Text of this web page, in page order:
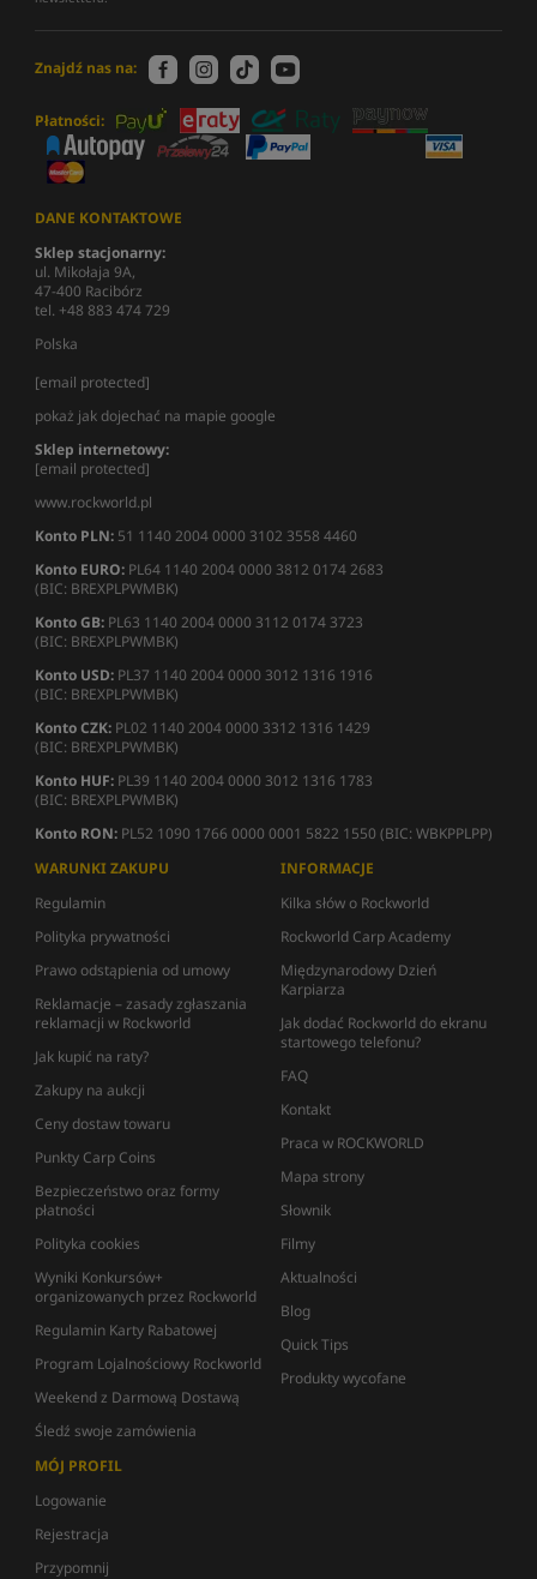
Znajdź nas na:
Płatności:
DANE KONTAKTOWE
Sklep stacjonarny:
ul. Mikołaja 9A,
47-400 Racibórz
tel. +48 883 474 729
Polska
[email protected]
pokaż jak dojechać na mapie google
Sklep internetowy:
[email protected]
www.rockworld.pl
Konto PLN: 51 1140 2004 0000 3102 3558 4460
Konto EURO: PL64 1140 2004 0000 3812 0174 2683
(BIC: BREXPLPWMBK)
Konto GB: PL63 1140 2004 0000 3112 0174 3723
(BIC: BREXPLPWMBK)
Konto USD: PL37 1140 2004 0000 3012 1316 1916
(BIC: BREXPLPWMBK)
Konto CZK: PL02 1140 2004 0000 3312 1316 1429
(BIC: BREXPLPWMBK)
Konto HUF: PL39 1140 2004 0000 3012 1316 1783
(BIC: BREXPLPWMBK)
Konto RON: PL52 1090 1766 0000 0001 5822 1550 (BIC: WBKPPLPP)
WARUNKI ZAKUPU
Regulamin
Polityka prywatności
Prawo odstąpienia od umowy
Reklamacje – zasady zgłaszania
reklamacji w Rockworld
Jak kupić na raty?
Zakupy na aukcji
Ceny dostaw towaru
Punkty Carp Coins
Bezpieczeństwo oraz formy
płatności
Polityka cookies
Wyniki Konkursów+
organizowanych przez Rockworld
Regulamin Karty Rabatowej
Program Lojalnościowy Rockworld
Weekend z Darmową Dostawą
Śledź swoje zamówienia
INFORMACJE
Kilka słów o Rockworld
Rockworld Carp Academy
Międzynarodowy Dzień
Karpiarza
Jak dodać Rockworld do ekranu
startowego telefonu?
FAQ
Kontakt
Praca w ROCKWORLD
Mapa strony
Słownik
Filmy
Aktualności
Blog
Quick Tips
Produkty wycofane
MÓJ PROFIL
Logowanie
Rejestracja
Przypomnij